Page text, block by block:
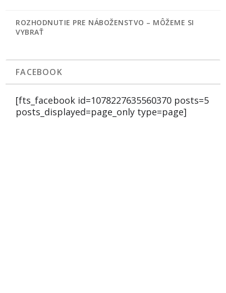
ROZHODNUTIE PRE NÁBOŽENSTVO – MÔŽEME SI
VYBRAŤ
FACEBOOK
[fts_facebook id=1078227635560370 posts=5
posts_displayed=page_only type=page]